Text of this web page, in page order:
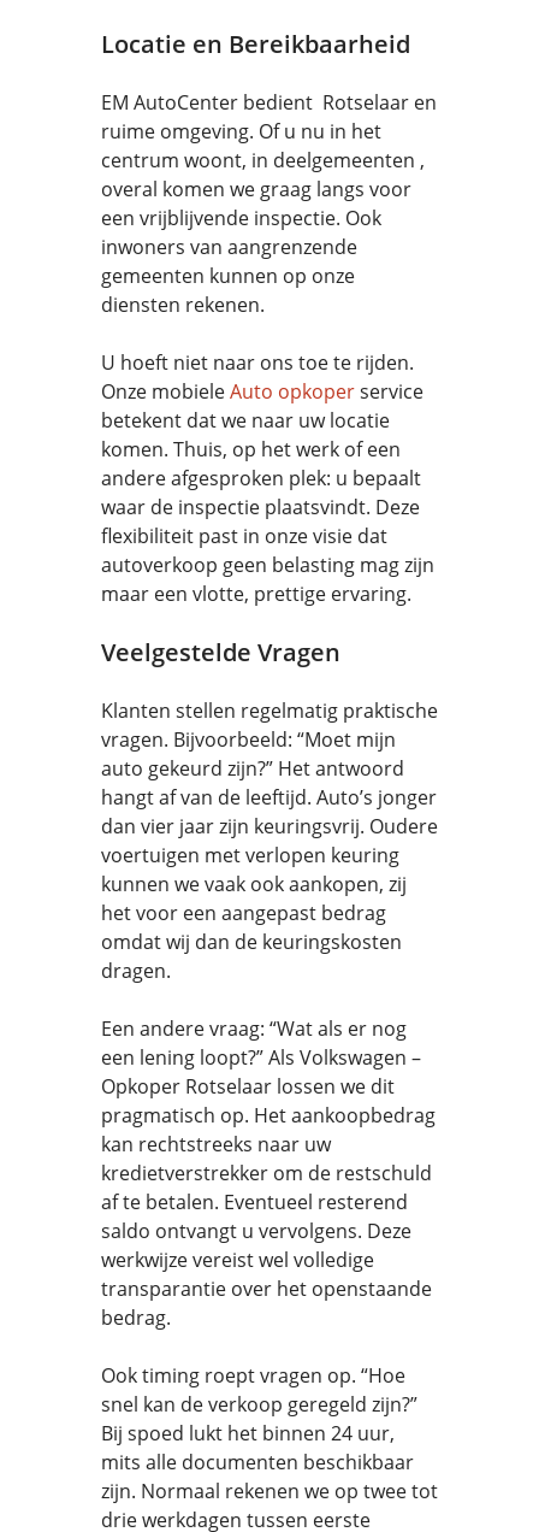
Locatie en Bereikbaarheid
EM AutoCenter bedient Rotselaar en
ruime omgeving. Of u nu in het
centrum woont, in deelgemeenten ,
overal komen we graag langs voor
een vrijblijvende inspectie. Ook
inwoners van aangrenzende
gemeenten kunnen op onze
diensten rekenen.
U hoeft niet naar ons toe te rijden.
Onze mobieleAuto opkoperservice
betekent dat we naar uw locatie
komen. Thuis, op het werk of een
andere afgesproken plek: u bepaalt
waar de inspectie plaatsvindt. Deze
flexibiliteit past in onze visie dat
autoverkoop geen belasting mag zijn
maar een vlotte, prettige ervaring.
Veelgestelde Vragen
Klanten stellen regelmatig praktische
vragen. Bijvoorbeeld: “Moet mijn
auto gekeurd zijn?” Het antwoord
hangt af van de leeftijd. Auto’s jonger
dan vier jaar zijn keuringsvrij. Oudere
voertuigen met verlopen keuring
kunnen we vaak ook aankopen, zij
het voor een aangepast bedrag
omdat wij dan de keuringskosten
dragen.
Een andere vraag: “Wat als er nog
een lening loopt?” Als Volkswagen –
Opkoper Rotselaar lossen we dit
pragmatisch op. Het aankoopbedrag
kan rechtstreeks naar uw
kredietverstrekker om de restschuld
af te betalen. Eventueel resterend
saldo ontvangt u vervolgens. Deze
werkwijze vereist wel volledige
transparantie over het openstaande
bedrag.
Ook timing roept vragen op. “Hoe
snel kan de verkoop geregeld zijn?”
Bij spoed lukt het binnen 24 uur,
mits alle documenten beschikbaar
zijn. Normaal rekenen we op twee tot
drie werkdagen tussen eerste